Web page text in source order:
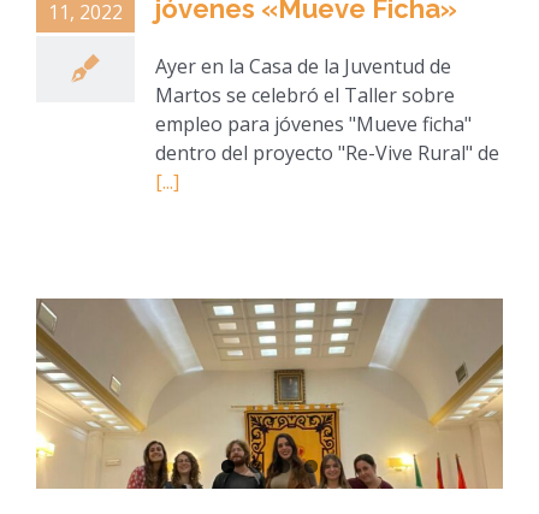
11, 2022 jóvenes «Mueve Ficha»
Ayer en la Casa de la Juventud de
Martos se celebró el Taller sobre
empleo para jóvenes "Mueve ficha"
dentro del proyecto "Re-Vive Rural" de
[...]